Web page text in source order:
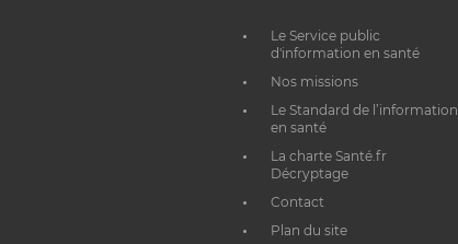
Le Service public
d'information en santé
Nos missions
Le Standard de l’information
en santé
La charte Santé.fr
Décryptage
Contact
Plan du site